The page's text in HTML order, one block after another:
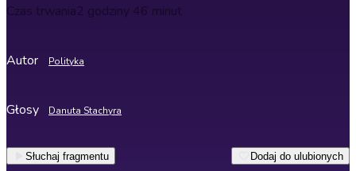
Czas trwania2 godziny 46 minut
Autor Polityka
Głosy Danuta Stachyra
Słuchaj fragmentu Dodaj do ulubionych